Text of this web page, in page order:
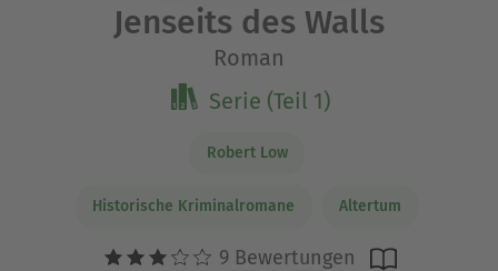
Jenseits des Walls
Roman
Serie (Teil 1)
Robert Low
Historische Kriminalromane Altertum
9 Bewertungen